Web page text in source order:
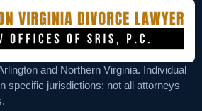
and Northern Virginia. Individual
specific jurisdictions; not all attorneys